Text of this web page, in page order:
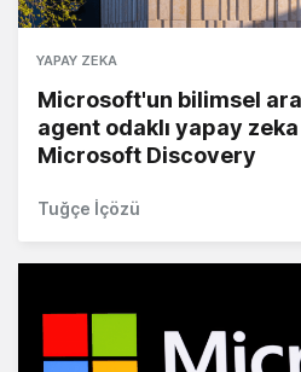
YAPAY ZEKA
Microsoft'un bilimsel
agent odaklı yapay
Microsoft Discovery
Tuğçe İçözü